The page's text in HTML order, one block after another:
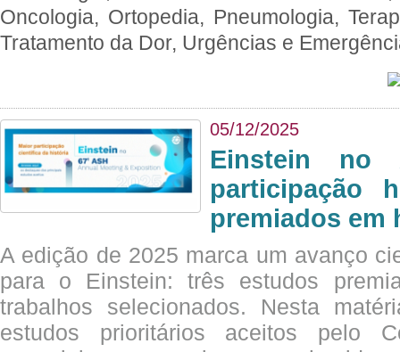
Oncologia, Ortopedia, Pneumologia,
Tratamento da Dor, Urgências e
05/12/2025
Einstein no
participação
premiados em
A edição de 2025 marca um avanço
para o Einstein: três estudos
trabalhos selecionados. Nesta
estudos prioritários aceitos pelo